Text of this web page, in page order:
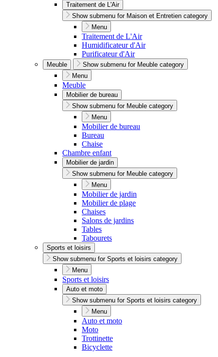
Traitement de L'Air
Show submenu for Maison et Entretien category
Menu
Traitement de L'Air
Humidificateur d'Air
Purificateur d'Air
Meuble
Show submenu for Meuble category
Menu
Meuble
Mobilier de bureau
Show submenu for Meuble category
Menu
Mobilier de bureau
Bureau
Chaise
Chambre enfant
Mobilier de jardin
Show submenu for Meuble category
Menu
Mobilier de jardin
Mobilier de plage
Chaises
Salons de jardins
Tables
Tabourets
Sports et loisirs
Show submenu for Sports et loisirs category
Menu
Sports et loisirs
Auto et moto
Show submenu for Sports et loisirs category
Menu
Auto et moto
Moto
Trottinette
Bicyclette